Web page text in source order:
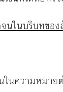
นในบริบทขอ
ในความหมา